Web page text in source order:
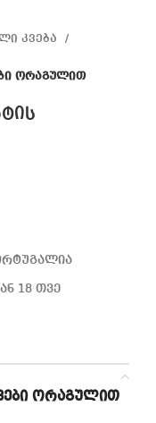
კვება
ორაგულით
18 თვე
ორაგულით